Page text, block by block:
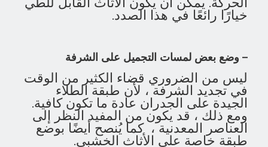
خيارًا رائعًا في هذا الصدد.
– وضع بعض لمسات التجميل على الشرفة
ليس من الضروري قضاء الكثير من الوقت
في تجديد الشرفة ، لأن طبقة الطلاء
الجيدة على الجدران عادة ما تكون كافية.
ومع ذلك ، قد يكون من المفيد النظر إلى
العناصر المعدنية ، كما يُنصح أيضًا بوضع
طبقة خاصة على الأثاث الخشبي.